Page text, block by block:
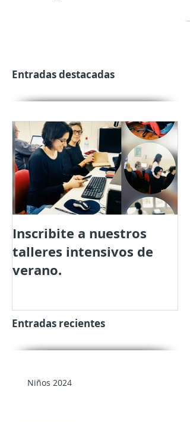
Entradas destacadas
Inscribite a nuestros
talleres intensivos de
verano.
Entradas recientes
Niños 2024